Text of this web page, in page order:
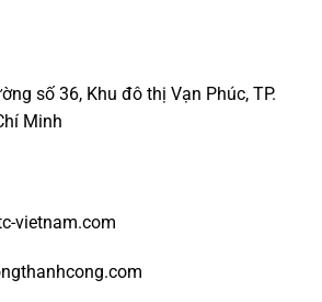
số 36, Khu đô thị Vạn Phúc, TP.
Minh
vietnam.com